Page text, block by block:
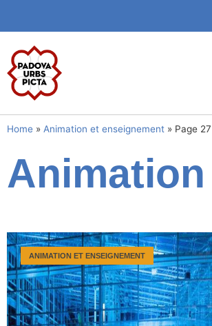
Home » Animation et enseignement » Page 27
ANIMATION ET ENSEIGNEMENT